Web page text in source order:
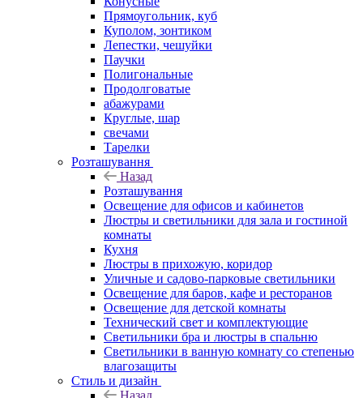
Прямоугольник, куб
Куполом, зонтиком
Лепестки, чешуйки
Паучки
Полигональные
Продолговатые
абажурами
Круглые, шар
свечами
Тарелки
Розташування
Назад
Розташування
Освещение для офисов и кабинетов
Люстры и светильники для зала и гостиной
комнаты
Кухня
Люстры в прихожую, коридор
Уличные и садово-парковые светильники
Освещение для баров, кафе и ресторанов
Освещение для детской комнаты
Технический свет и комплектующие
Светильники бра и люстры в спальню
Светильники в ванную комнату со степенью
влагозащиты
Стиль и дизайн
Назад